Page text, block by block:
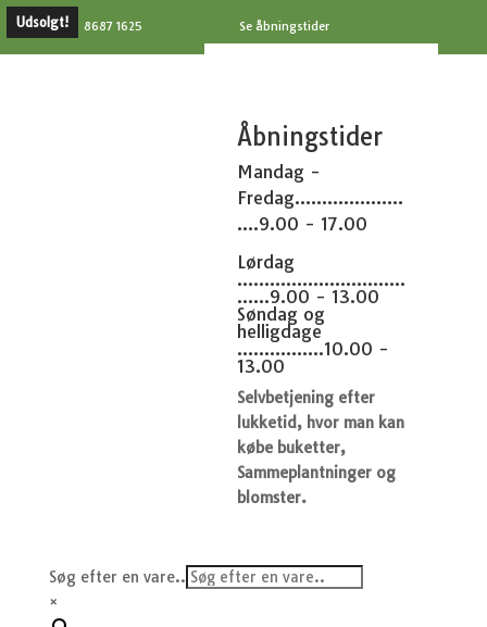
8687 1625 Se åbningstider
Åbningstider
Mandag -
Fredag....................
....9.00 - 17.00
Lørdag
...............................
......9.00 - 13.00
Søndag og
helligdage
................10.00 -
13.00
Selvbetjening efter
lukketid, hvor man kan
købe buketter,
Sammeplantninger og
blomster.
Søg efter en vare..
×
Udsolgt!